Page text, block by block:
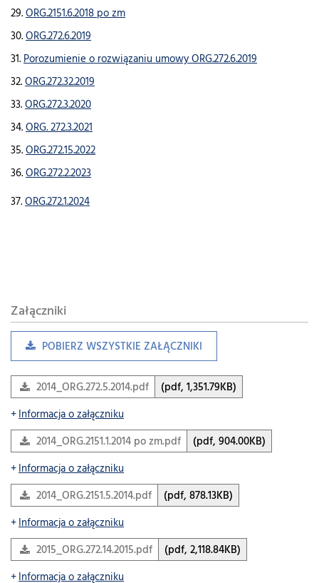
29.ORG.2151.6.2018 po zm
30.ORG.272.6.2019
31.Porozumienie o rozwiązaniu umowy ORG.272.6.2019
32.ORG.272.32.2019
33.ORG.272.3.2020
34.ORG. 272.3.2021
35.ORG.272.15.2022
36.ORG.272.2.2023
37.ORG.272.1.2024
Załączniki
POBIERZ WSZYSTKIE ZAŁĄCZNIKI
2014_ORG.272.5.2014.pdf
(pdf, 1,351.79KB)
Informacja o załączniku
2014_ORG.2151.1.2014 po zm.pdf
(pdf, 904.00KB)
Informacja o załączniku
2014_ORG.2151.5.2014.pdf
(pdf, 878.13KB)
Informacja o załączniku
2015_ORG.272.14.2015.pdf
(pdf, 2,118.84KB)
Informacja o załączniku